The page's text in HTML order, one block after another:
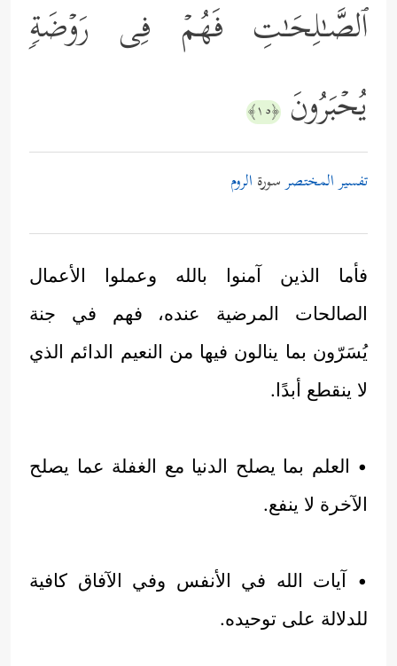
ٱلصَّـٰلِحَـٰتِ فَهُمۡ فِی رَوۡضَةࣲ
یُحۡبَرُونَ ﴿١٥﴾
تفسير المختصرسورة الروم
فأما الذين آمنوا بالله وعملوا الأعمال
الصالحات المرضية عنده، فهم في جنة
يُسَرّون بما ينالون فيها من النعيم الدائم الذي
لا ينقطع أبدًا.
• العلم بما يصلح الدنيا مع الغفلة عما يصلح
الآخرة لا ينفع.
• آيات الله في الأنفس وفي الآفاق كافية
للدلالة على توحيده.